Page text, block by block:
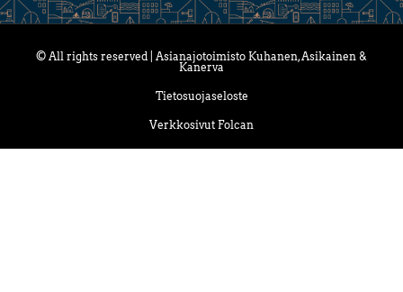
© All rights reserved | Asianajotoimisto Kuhanen, Asikainen &
Kanerva
Tietosuojaseloste
Verkkosivut Folcan